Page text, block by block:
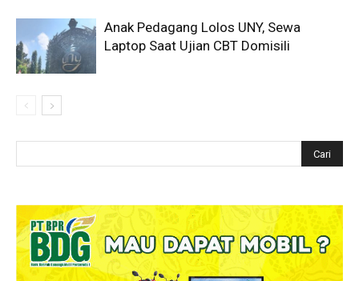
Anak Pedagang Lolos UNY, Sewa
Laptop Saat Ujian CBT Domisili